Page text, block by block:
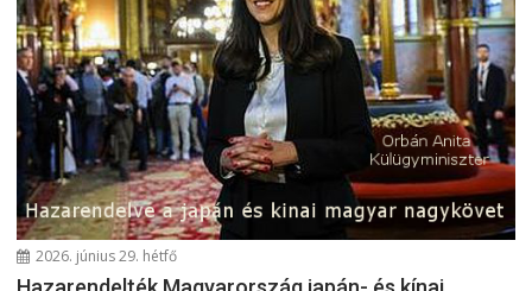
a
v
i
g
á
c
i
ó 2026. június 29. hétfő